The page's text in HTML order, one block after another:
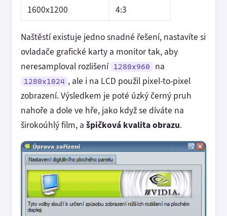
1600x1200
4:3
Naštěstí existuje jedno snadné řešení, nastavíte si
ovladače grafické karty a monitor tak, aby
neresamploval rozlišení 1280x960 na
1280x1024 , ale i na LCD použil pixel-to-pixel
zobrazení. Výsledkem je poté úzký černý pruh
nahoře a dole ve hře, jako když se díváte na
širokoúhlý film, a špičková kvalita obrazu.